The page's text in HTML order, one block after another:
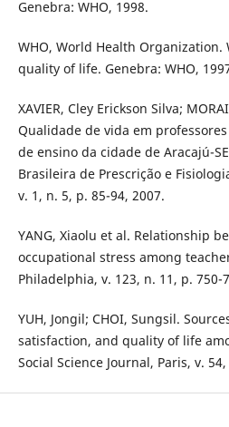
Genebra: WHO, 1998.
WHO, World Health Organization.
quality of life. Genebra: WHO,
XAVIER, Cley Erickson Silva;
Qualidade de vida em
de ensino da cidade de Aracajú-
Brasileira de Prescrição e
v. 1, n. 5, p. 85-94, 2007.
YANG, Xiaolu et al. Relationship
occupational stress among
Philadelphia, v. 123, n. 11, p. 750-
YUH, Jongil; CHOI, Sungsil.
satisfaction, and quality of life
Social Science Journal, Paris, v.